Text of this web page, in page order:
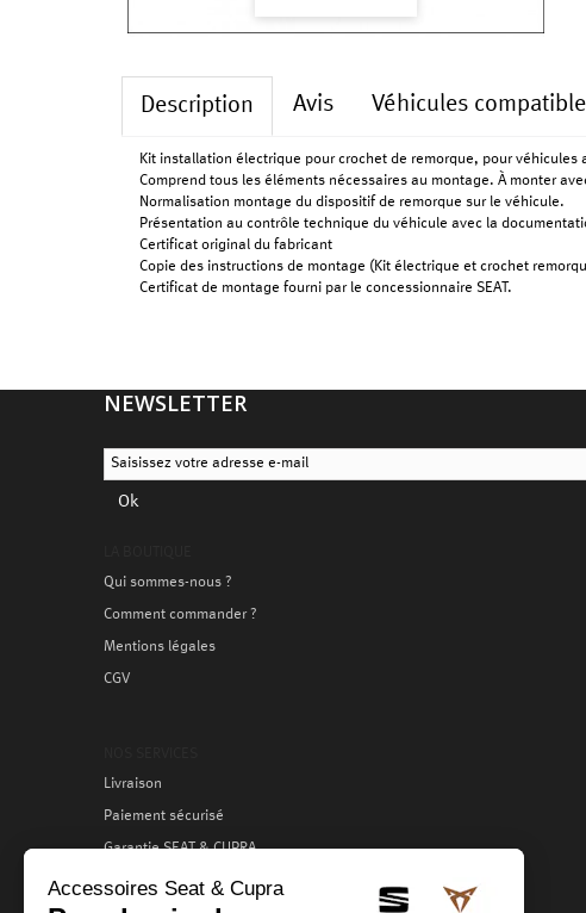
Description Avis Véhicules
Kit installation électrique pour crochet de remorque, pour véhicules
Comprend tous les éléments nécessaires au montage. À monter
Normalisation montage du dispositif de remorque sur le véhicule.
Présentation au contrôle technique du véhicule avec la
Certificat original du fabricant
Copie des instructions de montage (Kit électrique et crochet
Certificat de montage fourni par le concessionnaire SEAT.
NEWSLETTER
Ok
Qui sommes-nous ?
Comment commander ?
Mentions légales
CGV
Livraison
Paiement sécurisé
Garantie SEAT & CUPRA
Échange / Retour